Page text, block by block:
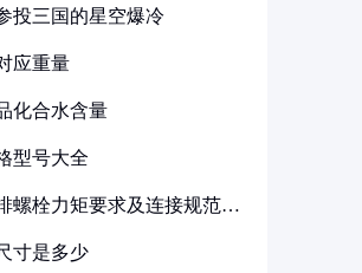
投三国的星空爆冷
应重量
化合水含量
型号大全
螺栓力矩要求及连接规范详
寸是多少